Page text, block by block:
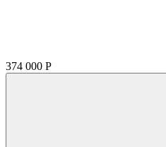
374 000 Р